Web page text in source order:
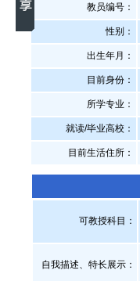
教员编号：
性别：
出生年月：
目前身份：
所学专业：
就读/毕业高校：
目前生活住所：
可教授科目：
自我描述、特长展示 ：